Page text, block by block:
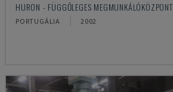
HURON - FÜGGŐLEGES MEGMUNKÁLÓKÖZPONT
PORTUGÁLIA 2002